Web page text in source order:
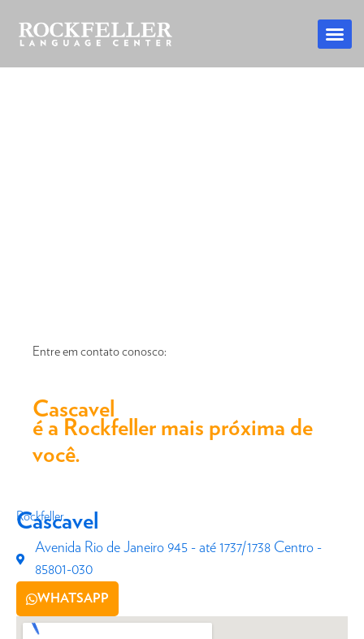
Entre em contato conosco:
Cascavel
é a Rockfeller mais próxima de
você.
Rockfeller
Cascavel
Avenida Rio de Janeiro 945 - até 1737/1738 Centro -
85801-030
WHATSAPP